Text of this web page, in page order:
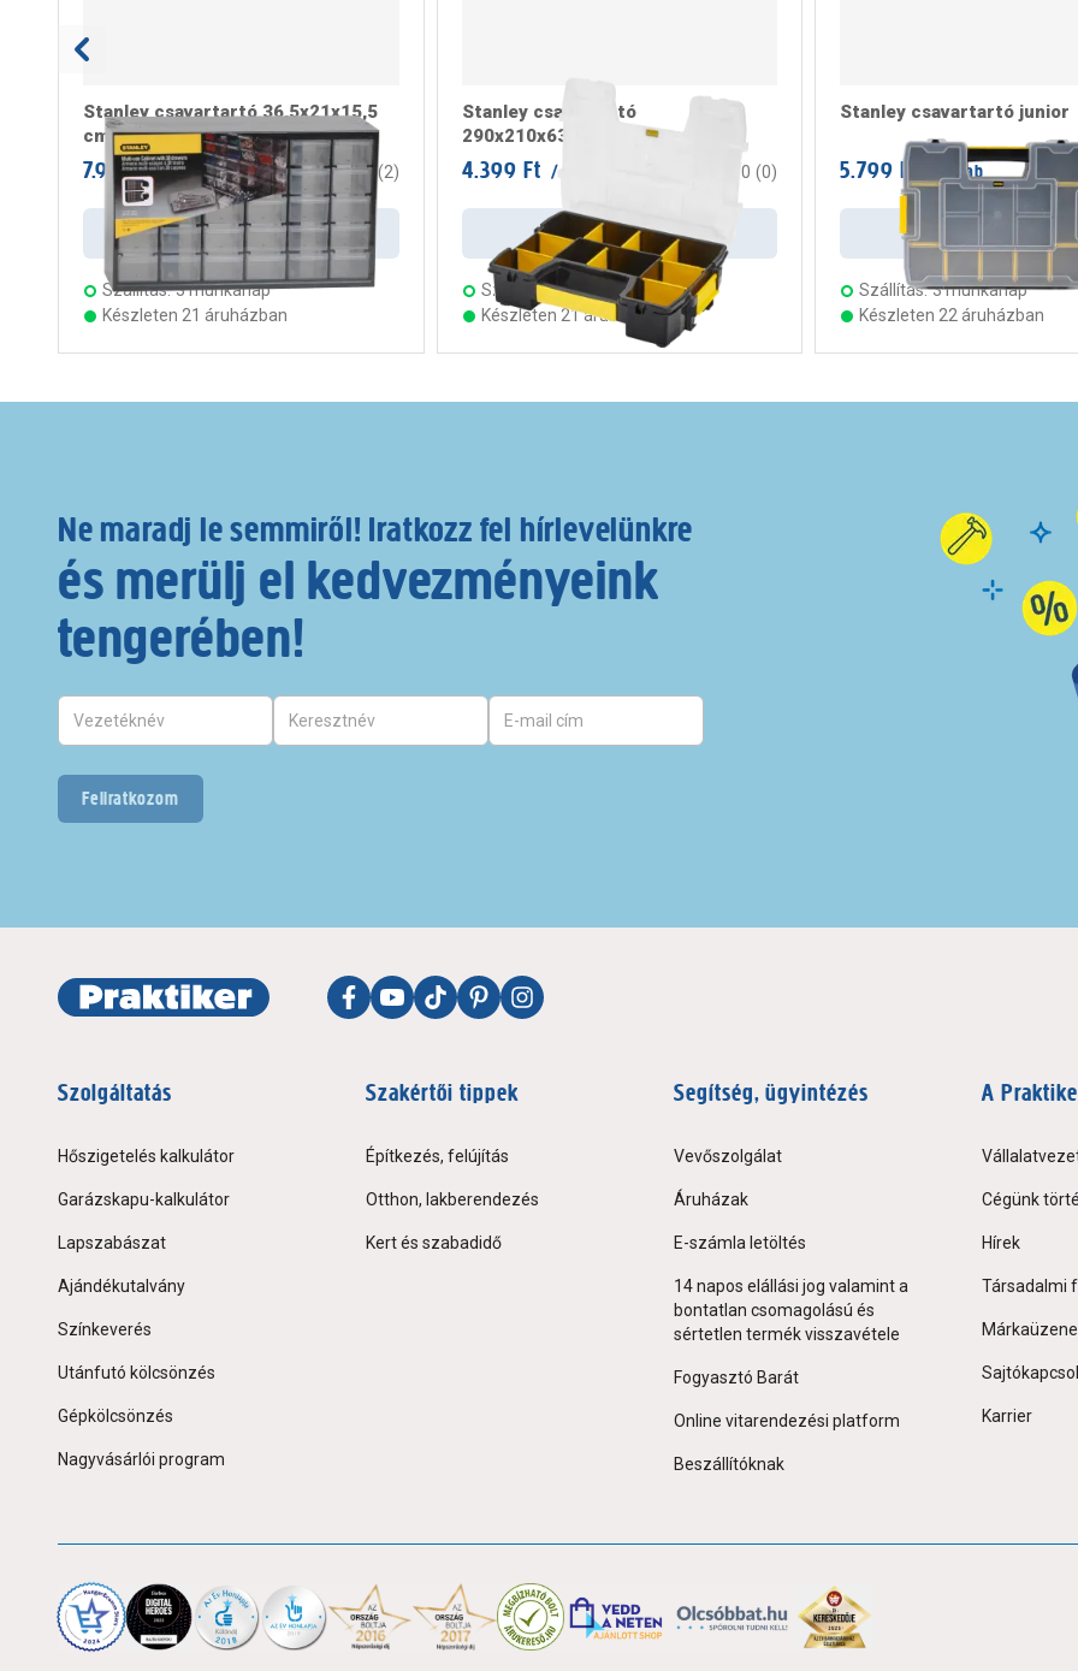
Stanley csavartartó 36,5x21x15,5
cm 30 fiókos
7.999 Ft / darab 5 (2)
Kosárba
Szállítás: 3 munkanap
Készleten 21 áruházban
Stanley csavartartó
290x210x63mm
4.399 Ft / darab 0 (0)
Kosárba
Szállítás: 5 munkanap
Készleten 21 áruházban
Stanley csavartartó junior
5.799 Ft / darab
Szállítás: 3 munkanap
Készleten 22 áruházban
Ne maradj le semmiről! Iratkozz fel hírlevelünkre
és merülj el kedvezményeink
tengerében!
Feliratkozom
Szolgáltatás
Hőszigetelés kalkulátor
Garázskapu-kalkulátor
Lapszabászat
Ajándékutalvány
Színkeverés
Utánfutó kölcsönzés
Gépkölcsönzés
Nagyvásárlói program
Szakértői tippek
Építkezés, felújítás
Otthon, lakberendezés
Kert és szabadidő
Segítség, ügyintézés
Vevőszolgálat
Áruházak
E-számla letöltés
14 napos elállási jog valamint a
bontatlan csomagolású és
sértetlen termék visszavétele
Fogyasztó Barát
Online vitarendezési platform
Beszállítóknak
A
Cégünk
Hírek
Társadalmi
Karrier